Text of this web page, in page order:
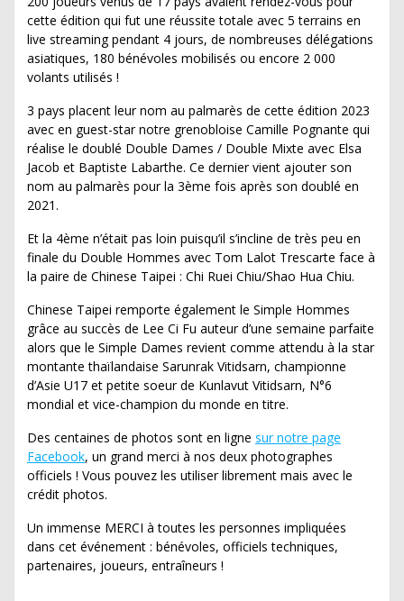
cette édition qui fut une réussite totale avec 5 terrains en
live streaming pendant 4 jours, de nombreuses délégations
asiatiques, 180 bénévoles mobilisés ou encore 2 000
volants utilisés !
3 pays placent leur nom au palmarès de cette édition 2023
avec en guest-star notre grenobloise Camille Pognante qui
réalise le doublé Double Dames / Double Mixte avec Elsa
Jacob et Baptiste Labarthe. Ce dernier vient ajouter son
nom au palmarès pour la 3ème fois après son doublé en
2021.
Et la 4ème n’était pas loin puisqu’il s’incline de très peu en
finale du Double Hommes avec Tom Lalot Trescarte face à
la paire de Chinese Taipei : Chi Ruei Chiu/Shao Hua Chiu.
Chinese Taipei remporte également le Simple Hommes
grâce au succès de Lee Ci Fu auteur d’une semaine parfaite
alors que le Simple Dames revient comme attendu à la star
montante thaïlandaise Sarunrak Vitidsarn, championne
d’Asie U17 et petite soeur de Kunlavut Vitidsarn, N°6
mondial et vice-champion du monde en titre.
Des centaines de photos sont en ligne sur notre page
Facebook, un grand merci à nos deux photographes
officiels ! Vous pouvez les utiliser librement mais avec le
crédit photos.
Un immense MERCI à toutes les personnes impliquées
dans cet événement : bénévoles, officiels techniques,
partenaires, joueurs, entraîneurs !